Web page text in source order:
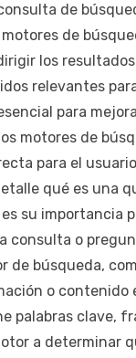
de
de
los
relevantes
para
motores de
para el
qué es una
su importancia
consulta o
de búsqueda,
o contenido
palabras clave,
a determinar